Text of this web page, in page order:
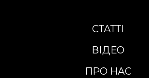
СТАТТІ
ВІДЕО
ПРО НАС